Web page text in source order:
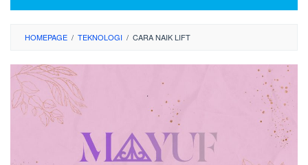
HOMEPAGE / TEKNOLOGI / CARA NAIK LIFT